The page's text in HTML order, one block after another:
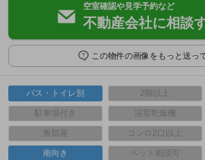
空室確認や見学予約など
不動産会社に相談
この物件の画像をもっと送っ
バス・トイレ別 2階以上
駐車場付き 浴室乾燥機
角部屋 コンロ2口以上
南向き ペット相談可